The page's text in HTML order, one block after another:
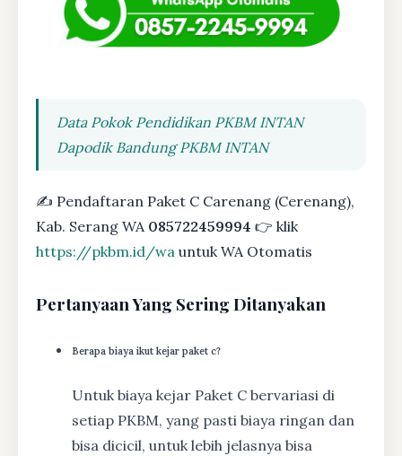
Data Pokok Pendidikan PKBM INTAN
Dapodik Bandung PKBM INTAN
✍ Pendaftaran Paket C Carenang (Cerenang),
Kab. Serang WA 085722459994 👉 klik
https://pkbm.id/wa untuk WA Otomatis
Pertanyaan Yang Sering Ditanyakan
Berapa biaya ikut kejar paket c?
Untuk biaya kejar Paket C bervariasi di
setiap PKBM, yang pasti biaya ringan dan
bisa dicicil, untuk lebih jelasnya bisa